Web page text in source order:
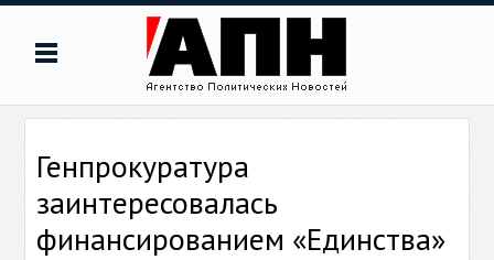
Генпрокуратура
заинтересовалась
финансированием «Единства»